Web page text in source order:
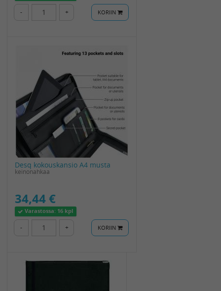
- + KORIIN
Desq kokouskansio A4 musta
keinonahkaa
34,44 €
Varastossa: 16 kpl
- + KORIIN